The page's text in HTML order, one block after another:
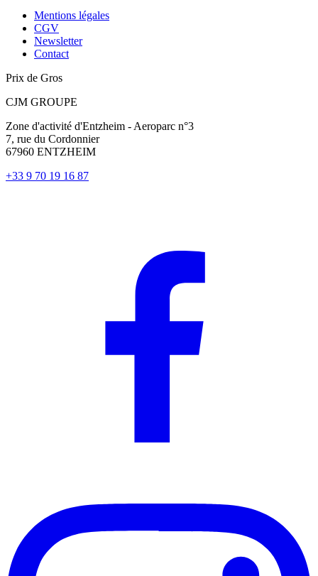
Mentions légales
CGV
Newsletter
Contact
Prix de Gros
CJM GROUPE
Zone d'activité d'Entzheim - Aeroparc n°3
7, rue du Cordonnier
67960 ENTZHEIM
+33 9 70 19 16 87